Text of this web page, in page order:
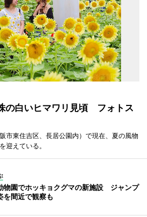
の白いヒマワリ見頃 フォトス
市東住吉区、長居公園内）で現在、夏の風物
迎えている。
物園でホッキョクグマの新施設 ジャンプ
を間近で観察も